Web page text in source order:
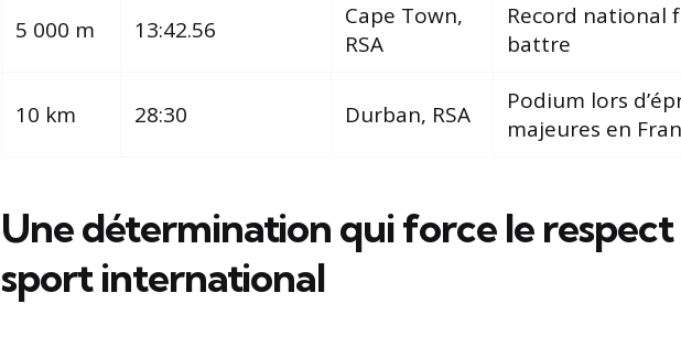
5 000 m 13:42.56
Cape Town,
RSA
Record national
battre
10 km 28:30 Durban, RSA
Podium lors
majeures en
Une détermination qui force le respect
sport international